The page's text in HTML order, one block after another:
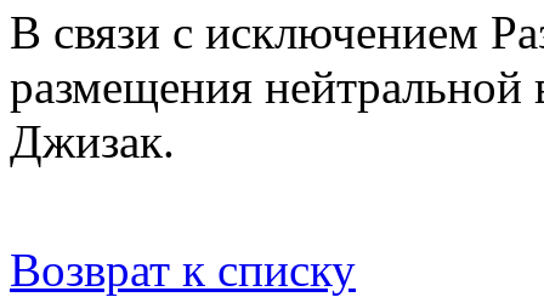
В связи с исключением
размещения нейтральной
Джизак.
Возврат к списку